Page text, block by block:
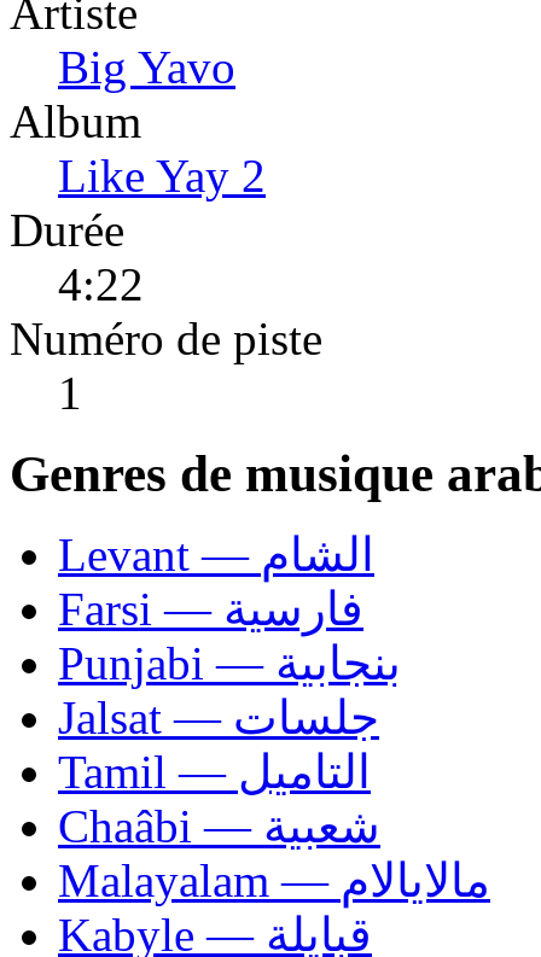
Artiste
Big Yavo
Album
Like Yay 2
Durée
4:22
Numéro de piste
1
Genres de musique
Levant — الشام
Farsi — فارسية
Punjabi — بنجابية
Jalsat — جلسات
Tamil — التاميل
Chaâbi — شعبية
Malayalam — مالايالام
Kabyle — قبايلة